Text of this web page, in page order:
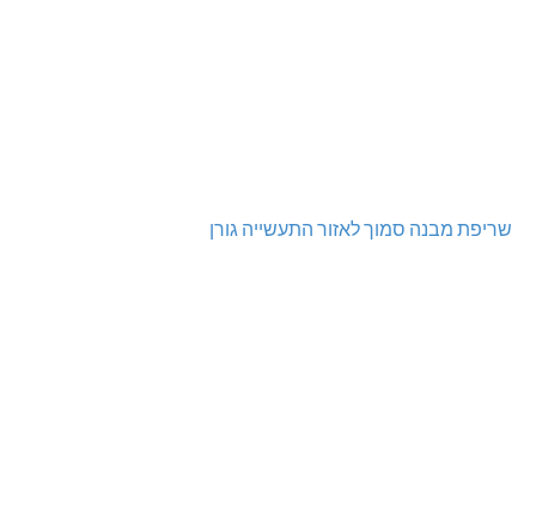
שריפת מבנה סמוך לאזור התעשייה גורן